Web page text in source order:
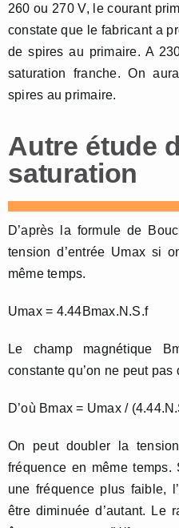
260 ou 270 V, le courant
constate que le fabricant a
de spires au primaire. A
saturation franche. On
spires au primaire.
Autre étude
saturation
D’après la formule de
tension d’entrée Umax si
même temps.
Umax = 4.44Bmax.N.S.f
Le champ magnétique
constante qu’on ne peut pas
D’où Bmax = Umax /
On peut doubler la
fréquence en même
une fréquence plus faible,
être diminuée d’autant. Le